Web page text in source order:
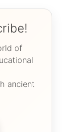
of
ancient